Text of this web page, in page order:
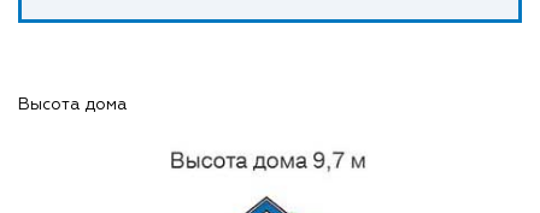
Высота дома